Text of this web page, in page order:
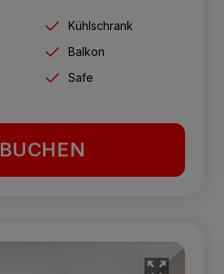
Kühlschrank
Balkon
Safe
BUCHEN